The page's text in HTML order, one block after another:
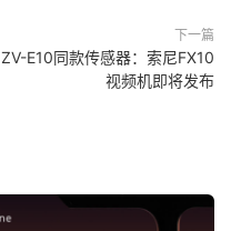
下一篇
ZV-E10同款传感器：索尼FX10
视频机即将发布